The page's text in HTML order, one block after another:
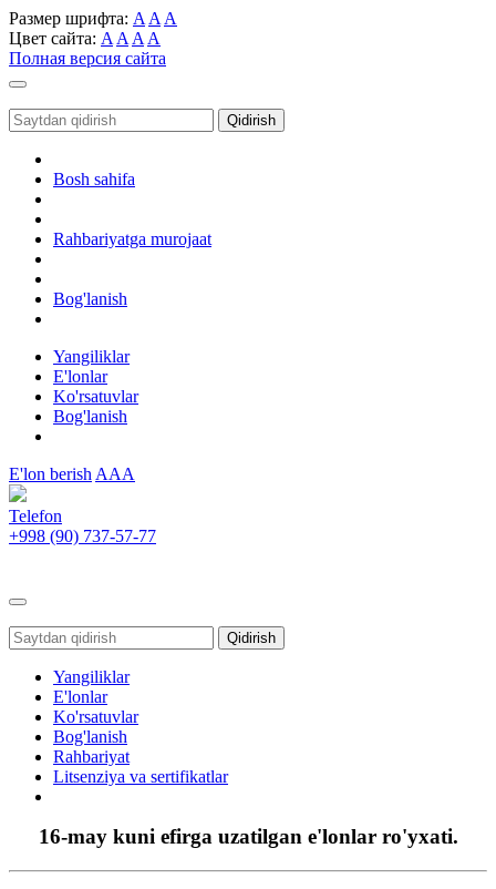
Размер шрифта: A A A
Цвет сайта: A A A A
Полная версия сайта
Toggle
navigation
Qidirish
Bosh sahifa
Rahbariyatga murojaat
Bog'lanish
Yangiliklar
E'lonlar
Ko'rsatuvlar
Bog'lanish
E'lon berish AAA
Telefon
+998 (90) 737-57-77
Toggle
navigation
Qidirish
Yangiliklar
E'lonlar
Ko'rsatuvlar
Bog'lanish
Rahbariyat
Litsenziya va sertifikatlar
16-may kuni efirga uzatilgan e'lonlar ro'yxati.